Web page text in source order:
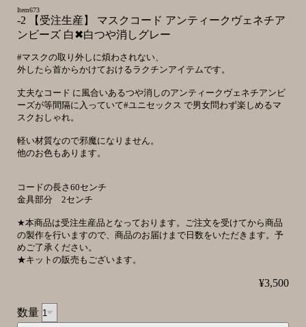
Item673
-2 【受注生産】 マスクコード アンティークヴェネチア
ンビーズ 白✖︎白つや消しグレー
#マスクの取り外しに煩わされない、
外したら首からかけておけるラクチンアイテムです。
丈夫なコード に風合いあるつや消しのアンティークヴェネチアンビ
ーズが等間隔に入っていて#ユニセックス で男女問わず楽しめるマ
スクおしゃれ。
軽い材質なので邪魔になりません。
他のお色もあります。
コードの長さ60センチ
金具部分 2センチ
★本商品は受注生産品となっております。ご注文を受けてから商品
の製作を行いますので、商品のお届けまで日数をいただきます。予
めご了承ください。
★キットの販売もございます。
¥3,500
数量